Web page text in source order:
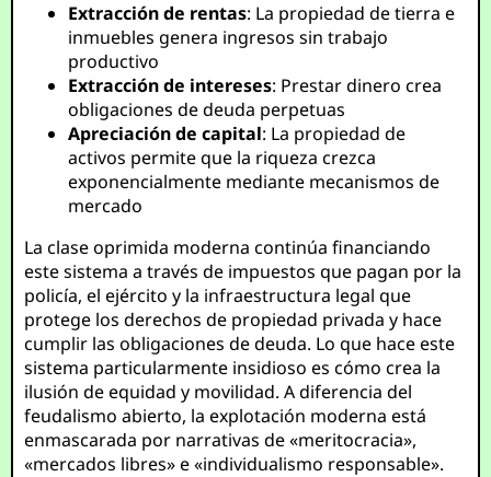
Extracción de rentas: La propiedad de tierra e
inmuebles genera ingresos sin trabajo
productivo
Extracción de intereses: Prestar dinero crea
obligaciones de deuda perpetuas
Apreciación de capital: La propiedad de
activos permite que la riqueza crezca
exponencialmente mediante mecanismos de
mercado
La clase oprimida moderna continúa financiando
este sistema a través de impuestos que pagan por la
policía, el ejército y la infraestructura legal que
protege los derechos de propiedad privada y hace
cumplir las obligaciones de deuda. Lo que hace este
sistema particularmente insidioso es cómo crea la
ilusión de equidad y movilidad. A diferencia del
feudalismo abierto, la explotación moderna está
enmascarada por narrativas de «meritocracia»,
«mercados libres» e «individualismo responsable».